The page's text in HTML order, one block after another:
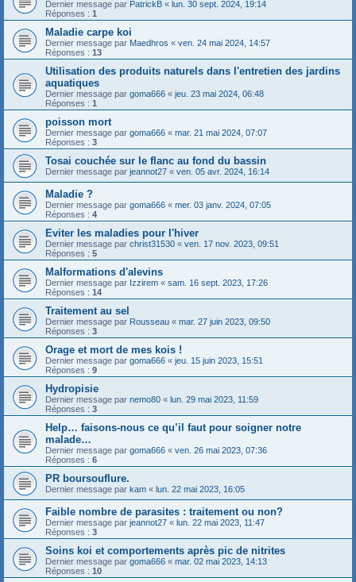
Dernier message par PatrickB « lun. 30 sept. 2024, 19:14
Réponses : 1
Maladie carpe koi
Dernier message par Maedhros « ven. 24 mai 2024, 14:57
Réponses : 13
Utilisation des produits naturels dans l'entretien des jardins
aquatiques
Dernier message par goma666 « jeu. 23 mai 2024, 06:48
Réponses : 1
poisson mort
Dernier message par goma666 « mar. 21 mai 2024, 07:07
Réponses : 3
Tosai couchée sur le flanc au fond du bassin
Dernier message par jeannot27 « ven. 05 avr. 2024, 16:14
Maladie ?
Dernier message par goma666 « mer. 03 janv. 2024, 07:05
Réponses : 4
Eviter les maladies pour l'hiver
Dernier message par christ31530 « ven. 17 nov. 2023, 09:51
Réponses : 5
Malformations d'alevins
Dernier message par Izzirem « sam. 16 sept. 2023, 17:26
Réponses : 14
Traitement au sel
Dernier message par Rousseau « mar. 27 juin 2023, 09:50
Réponses : 3
Orage et mort de mes kois !
Dernier message par goma666 « jeu. 15 juin 2023, 15:51
Réponses : 9
Hydropisie
Dernier message par nemo80 « lun. 29 mai 2023, 11:59
Réponses : 3
Help… faisons-nous ce qu’il faut pour soigner notre
malade…
Dernier message par goma666 « ven. 26 mai 2023, 07:36
Réponses : 6
PR boursouflure.
Dernier message par kam « lun. 22 mai 2023, 16:05
Faible nombre de parasites : traitement ou non?
Dernier message par jeannot27 « lun. 22 mai 2023, 11:47
Réponses : 3
Soins koi et comportements après pic de nitrites
Dernier message par goma666 « mar. 02 mai 2023, 14:13
Réponses : 10